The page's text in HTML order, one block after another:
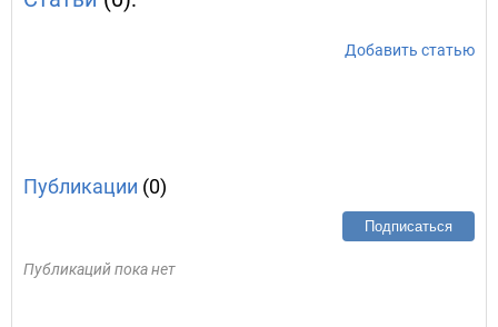
Добавить статью
Публикации (0)
Подписаться
Публикаций пока нет